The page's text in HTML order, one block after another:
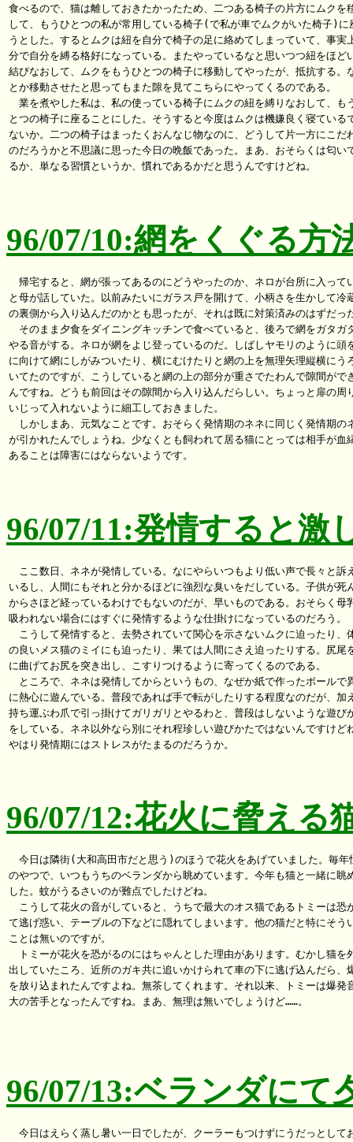
食べるので、猫は離しておきたかったため、二つある椅子の片方にムクを
して、もうひとつの私が常用している椅子(で私が車でムクがいた椅子)に
うとした。するとムクは紐を自分で椅子の足に絡めてしまっていて、事実
分で自分を縛る格好になっている。またやっているなと思いつつ紐をほど
結びなおして、ムクをもうひとつの椅子に移動してやったが、抵抗する。
とか移動させたと思ってもまた隙を見てこちらにやってくるのである。
業を煮やした私は、私の使っている椅子にムクの紐を縛りなおして、も
とつの椅子に座ることにした。そうすると今度はムクは機嫌良く寝ている
ないか。二つの椅子はまったくおんなじ物なのに、どうして片一方にこだ
のだろうかと不思議に思った今日の晩飯であった。まあ、おそらくは匂い
るか、単なる習慣というか、慣れであるかだと思うんですけどね。
96/07/10:網をくぐる方
帰宅すると、網が張ってあるのにどうやったのか、ネロが台所に入って
と母が話していた。以前みたいにガラス戸を開けて、小柄さを生かして冷
の裏側から入り込んだのかとも思ったが、それは既に対策済みのはずだっ
そのまま夕食をダイニングキッチンで食べていると、後ろで網をガタガ
やる音がする。ネロが網をよじ登っているのだ。しばしヤモリのように頭
に向けて網にしがみついたり、横にむけたりと網の上を無理矢理縦横にう
いてたのですが、こうしていると網の上の部分が重さでたわんで隙間がで
んですね。どうも前回はその隙間から入り込んだらしい。ちょっと扉の周
いじって入れないように細工しておきました。
しかしまあ、元気なことです。おそらく発情期のネネに同じく発情期の
が引かれたんでしょうね。少なくとも飼われて居る猫にとっては相手が血
あることは障害にはならないようです。
96/07/11:発情すると激
ここ数日、ネネが発情している。なにやらいつもより低い声で長々と訴
いるし、人間にもそれと分かるほどに強烈な臭いをだしている。子供が死
からさほど経っているわけでもないのだが、早いものである。おそらく母
吸われない場合にはすぐに発情するような仕掛けになっているのだろう。
こうして発情すると、去勢されていて関心を示さないムクに迫ったり、
の良いメス猫のミイにも迫ったり、果ては人間にさえ迫ったりする。尻尾
に曲げてお尻を突き出し、こすりつけるように寄ってくるのである。
ところで、ネネは発情してからというもの、なぜか紙で作ったボールで
に熱心に遊んでいる。普段であれば手で転がしたりする程度なのだが、加
持ち運ぶわ爪で引っ掛けてガリガリとやるわと、普段はしないような遊び
をしている。ネネ以外なら別にそれ程珍しい遊びかたではないんですけど
やはり発情期にはストレスがたまるのだろうか。
96/07/12:花火に脅える
今日は隣街(大和高田市だと思う)のほうで花火をあげていました。毎年
のやつで、いつもうちのベランダから眺めています。今年も猫と一緒に眺
した。蚊がうるさいのが難点でしたけどね。
こうして花火の音がしていると、うちで最大のオス猫であるトミーは恐
て逃げ惑い、テーブルの下などに隠れてしまいます。他の猫だと特にそう
ことは無いのですが。
トミーが花火を恐がるのにはちゃんとした理由があります。むかし猫を
出していたころ、近所のガキ共に追いかけられて車の下に逃げ込んだら、
を放り込まれたんですよね。無茶してくれます。それ以来、トミーは爆発
大の苦手となったんですね。まあ、無理は無いでしょうけど……。
96/07/13:ベランダにて
今日はえらく蒸し暑い一日でしたが、クーラーもつけずにうだっとして